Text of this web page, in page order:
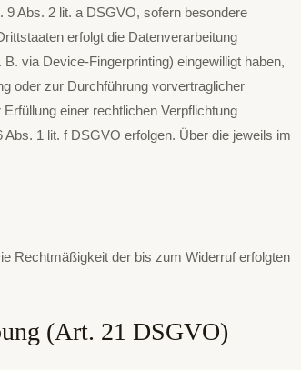
9 Abs. 2 lit. a DSGVO, sofern besondere
erfolgt die Datenverarbeitung
via Device-Fingerprinting) eingewilligt haben,
oder zur Durchführung vorvertraglicher
einer rechtlichen Verpflichtung
1 lit. f DSGVO erfolgen. Über die jeweils im
Rechtmäßigkeit der bis zum Widerruf erfolgten
(Art. 21 DSGVO)